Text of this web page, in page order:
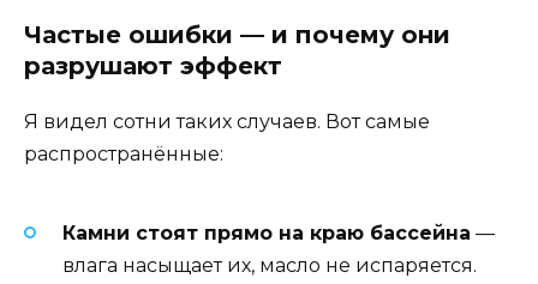
Частые ошибки — и почему они
разрушают эффект
Я видел сотни таких случаев. Вот самые
распространённые:
Камни стоят прямо на краю бассейна —
влага насыщает их, масло не испаряется.